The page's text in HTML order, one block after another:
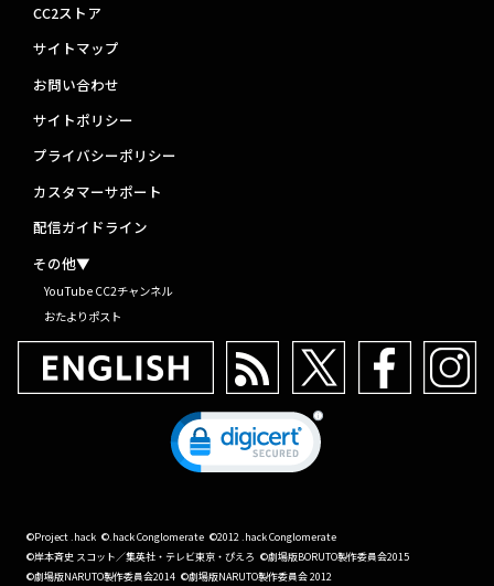
CC2ストア
サイトマップ
お問い合わせ
サイトポリシー
プライバシーポリシー
カスタマーサポート
配信ガイドライン
その他▼
YouTube CC2チャンネル
おたよりポスト
©Project .hack ©.hack Conglomerate ©2012 .hack Conglomerate
©岸本斉史 スコット／集英社・テレビ東京・ぴえろ ©劇場版BORUTO製作委員会2015
©劇場版NARUTO製作委員会2014 ©劇場版NARUTO製作委員会 2012